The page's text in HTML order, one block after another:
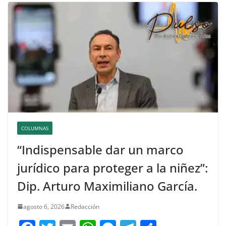
COLUMNAS
“Indispensable dar un marco
jurídico para proteger a la niñez”:
Dip. Arturo Maximiliano García.
agosto 6, 2026 Redacción